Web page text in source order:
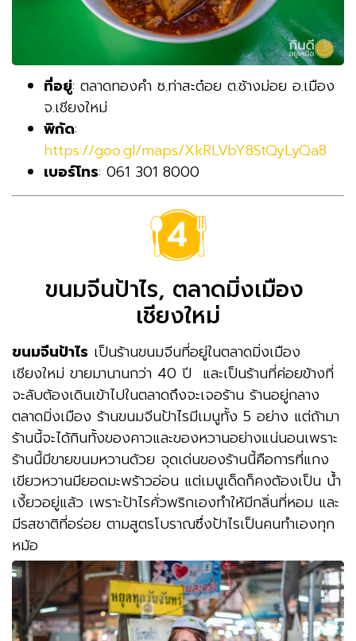
ที่อยู่: ตลาดทองคำ ซ.ท่าสะต๋อย ต.ช้างม่อย อ.เมือง
จ.เชียงใหม่
พิกัด:
https://goo.gl/maps/XkRLVbY8StQyLyQa8
เบอร์โทร: 061 301 8000
ขนมจีนป้าไร, ตลาดมิ่งเมือง
เชียงใหม่
ขนมจีนป้าไร เป็นร้านขนมจีนที่อยู่ในตลาดมิ่งเมือง
เชียงใหม่ ขายมานานกว่า 40 ปี และเป็นร้านที่ค่อยข้างที่
จะลับต้องเดินเข้าไปในตลาดถึงจะเจอร้าน ร้านอยู่กลาง
ตลาดมิ่งเมือง ร้านขนมจีนป้าไรมีเมนูทั้ง 5 อย่าง แต่ถ้ามา
ร้านนี้จะได้กินทั้งของคาวและของหวานอย่างแน่นอนเพราะ
ร้านนี้มีขายขนมหวานด้วย จุดเด่นของร้านนี้คือการที่แกง
เขียวหวานมียอดมะพร้าวอ่อน แต่เมนูเด็ดก็คงต้องเป็น น้ำ
เงี้ยวอยู่แล้ว เพราะป้าไรคั่วพริกเองทำให้มีกลิ่นที่หอม และ
มีรสชาติที่อร่อย ตามสูตรโบราณซึ่งป้าไรเป็นคนทำเองทุก
หม้อ